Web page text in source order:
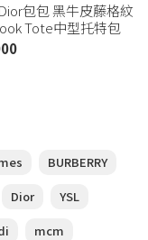
包包 黑牛皮藤格紋
Tote中型托特包
高雄店)
BURBERRY
Dior
YSL
mcm